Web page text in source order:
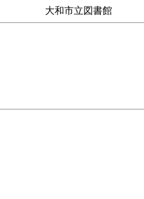
大和市立図書館